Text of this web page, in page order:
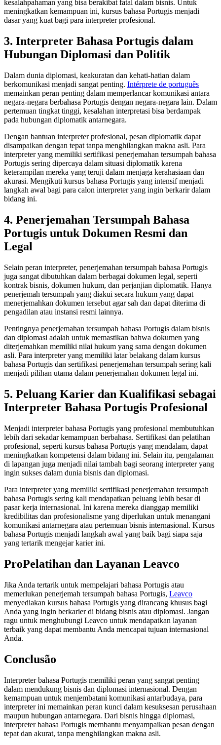
kesalahpahaman yang bisa berakibat fatal dalam bisnis. Untuk
meningkatkan kemampuan ini, kursus bahasa Portugis menjadi
dasar yang kuat bagi para interpreter profesional.
3. Interpreter Bahasa Portugis dalam
Hubungan Diplomasi dan Politik
Dalam dunia diplomasi, keakuratan dan kehati-hatian dalam
berkomunikasi menjadi sangat penting. Intérprete de português
memainkan peran penting dalam memperlancar komunikasi antara
negara-negara berbahasa Portugis dengan negara-negara lain. Dalam
pertemuan tingkat tinggi, kesalahan interpretasi bisa berdampak
pada hubungan diplomatik antarnegara.
Dengan bantuan interpreter profesional, pesan diplomatik dapat
disampaikan dengan tepat tanpa menghilangkan makna asli. Para
interpreter yang memiliki sertifikasi penerjemahan tersumpah bahasa
Portugis sering dipercaya dalam situasi diplomatik karena
keterampilan mereka yang teruji dalam menjaga kerahasiaan dan
akurasi. Mengikuti kursus bahasa Portugis yang intensif menjadi
langkah awal bagi para calon interpreter yang ingin berkarir dalam
bidang ini.
4. Penerjemahan Tersumpah Bahasa
Portugis untuk Dokumen Resmi dan
Legal
Selain peran interpreter, penerjemahan tersumpah bahasa Portugis
juga sangat dibutuhkan dalam berbagai dokumen legal, seperti
kontrak bisnis, dokumen hukum, dan perjanjian diplomatik. Hanya
penerjemah tersumpah yang diakui secara hukum yang dapat
menerjemahkan dokumen tersebut agar sah dan dapat diterima di
pengadilan atau instansi resmi lainnya.
Pentingnya penerjemahan tersumpah bahasa Portugis dalam bisnis
dan diplomasi adalah untuk memastikan bahwa dokumen yang
diterjemahkan memiliki nilai hukum yang sama dengan dokumen
asli. Para interpreter yang memiliki latar belakang dalam kursus
bahasa Portugis dan sertifikasi penerjemahan tersumpah sering kali
menjadi pilihan utama dalam penerjemahan dokumen legal ini.
5. Peluang Karier dan Kualifikasi sebagai
Interpreter Bahasa Portugis Profesional
Menjadi interpreter bahasa Portugis yang profesional membutuhkan
lebih dari sekadar kemampuan berbahasa. Sertifikasi dan pelatihan
profesional, seperti kursus bahasa Portugis yang mendalam, dapat
meningkatkan kompetensi dalam bidang ini. Selain itu, pengalaman
di lapangan juga menjadi nilai tambah bagi seorang interpreter yang
ingin sukses dalam dunia bisnis dan diplomasi.
Para interpreter yang memiliki sertifikasi penerjemahan tersumpah
bahasa Portugis sering kali mendapatkan peluang lebih besar di
pasar kerja internasional. Ini karena mereka dianggap memiliki
kredibilitas dan profesionalisme yang diperlukan untuk menangani
komunikasi antarnegara atau pertemuan bisnis internasional. Kursus
bahasa Portugis menjadi langkah awal yang baik bagi siapa saja
yang tertarik mengejar karier ini.
ProPelatihan dan Layanan Leavco
Jika Anda tertarik untuk mempelajari bahasa Portugis atau
memerlukan penerjemah tersumpah bahasa Portugis, Leavco
menyediakan kursus bahasa Portugis yang dirancang khusus bagi
Anda yang ingin berkarier di bidang bisnis atau diplomasi. Jangan
ragu untuk menghubungi Leavco untuk mendapatkan layanan
terbaik yang dapat membantu Anda mencapai tujuan internasional
Anda.
Conclusão
Interpreter bahasa Portugis memiliki peran yang sangat penting
dalam mendukung bisnis dan diplomasi internasional. Dengan
kemampuan untuk menjembatani komunikasi antarbudaya, para
interpreter ini memainkan peran kunci dalam kesuksesan perusahaan
maupun hubungan antarnegara. Dari bisnis hingga diplomasi,
interpreter bahasa Portugis membantu menyampaikan pesan dengan
tepat dan akurat, tanpa menghilangkan makna asli.